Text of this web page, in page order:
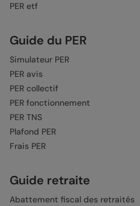
PER etf
Guide du PER
Simulateur PER
PER avis
PER collectif
PER fonctionnement
PER TNS
Plafond PER
Frais PER
Guide retraite
Abattement fiscal des retraités